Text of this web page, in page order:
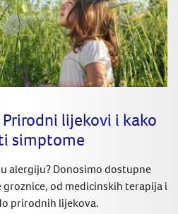
lijekovi i kako
simptome
alergiju? Donosimo dostupne
od medicinskih terapija i
prirodnih lijekova.